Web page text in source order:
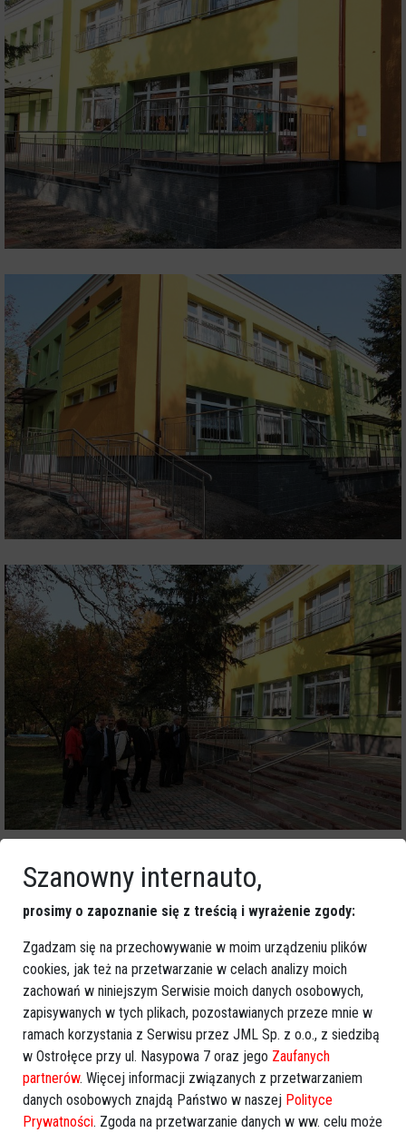
zobacz więcej zdjęć
Szanowny internauto,
prosimy o zapoznanie się z treścią i wyrażenie zgody:
Zgadzam się na przechowywanie w moim urządzeniu plików
cookies, jak też na przetwarzanie w celach analizy moich
zachowań w niniejszym Serwisie moich danych osobowych,
zapisywanych w tych plikach, pozostawianych przeze mnie w
ramach korzystania z Serwisu przez JML Sp. z o.o., z siedzibą
w Ostrołęce przy ul. Nasypowa 7 oraz jego Zaufanych
partnerów. Więcej informacji związanych z przetwarzaniem
danych osobowych znajdą Państwo w naszej Polityce
Prywatności. Zgoda na przetwarzanie danych w ww. celu może